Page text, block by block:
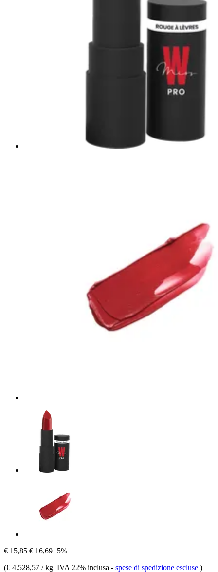
€ 15,85 € 16,69 -5%
(€ 4.528,57 / kg, IVA 22% inclusa - spese di spedizione escluse )